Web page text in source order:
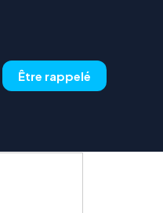
Être rappelé